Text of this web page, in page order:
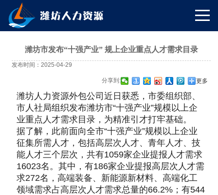
潍坊市发布“十强产业” 规上企业重点人才需求目录
发布时间：2025-04-29
分享到: 更多
潍坊人力资源外包公司近日获悉，市委组织部、
市人社局组织发布潍坊市“十强产业”规模以上企
业重点人才需求目录，为精准引才打牢基础。
据了解，此前面向全市“十强产业”规模以上企业
征集所需人才，包括高层次人才、青年人才、技
能人才三个层次，共有1059家企业提报人才需求
16023名。其中，有186家企业提报高层次人才需
求272名，高端装备、新能源新材料、高端化工
领域需求占高层次人才需求总量的66.2%；有544